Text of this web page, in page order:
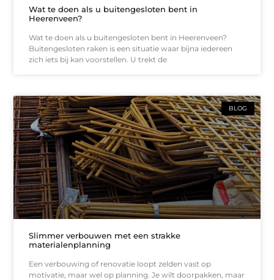
Wat te doen als u buitengesloten bent in
Heerenveen?
Wat te doen als u buitengesloten bent in Heerenveen?
Buitengesloten raken is een situatie waar bijna iedereen
zich iets bij kan voorstellen. U trekt de
BLOG
Slimmer verbouwen met een strakke
materialenplanning
Een verbouwing of renovatie loopt zelden vast op
motivatie, maar wel op planning. Je wilt doorpakken, maar